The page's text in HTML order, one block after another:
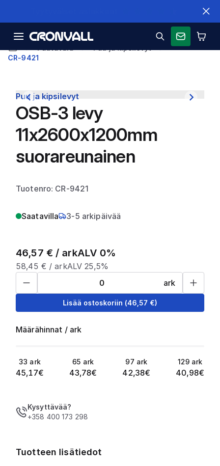
CR-9421
Puu ja kipsilevyt
OSB-3 levy
11x2600x1200mm
suorareunainen
Tuotenro: CR-9421
Saatavilla 3-5 arkipäivää
46,57 € / arkALV 0%
58,45 € /arkALV 25,5%
ark
Lisää ostoskoriin (46,57 €)
Määrähinnat / ark
33 ark
45,17€
65 ark
43,78€
97 ark
42,38€
129 ark
40,98€
Kysyttävää?
+358 400 173 298
Tuotteen lisätiedot